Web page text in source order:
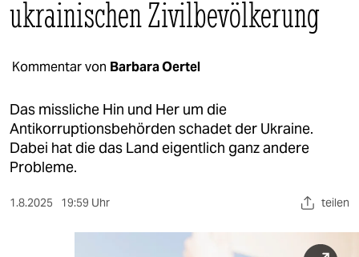
öko
gesellschaft
sport
berlin
nord
wahrheit
ukrainischen Zivilbevölkerung
Kommentar von Barbara Oertel
Das missliche Hin und Her um die
Antikorruptionsbehörden schadet der Ukraine.
Dabei hat die das Land eigentlich ganz andere
Probleme.
1.8.2025 19:59 Uhr teilen